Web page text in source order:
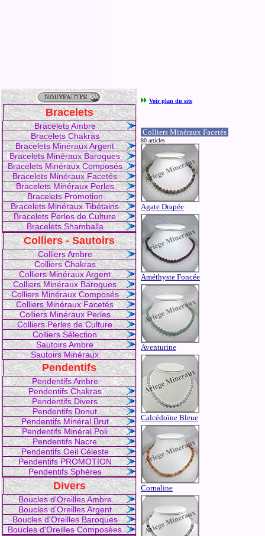
Bracelets
Bracelets Ambre
Bracelets Chakras
Bracelets Minéraux Argent
Bracelets Minéraux Baroques
Bracelets Minéraux Composés
Bracelets Minéraux Facetés
Bracelets Minéraux Perles
Bracelets Promotion
Bracelets Minéraux Tibétains
Bracelets Perles de Culture
Bracelets Shamballa
Colliers - Sautoirs
Colliers Ambre
Colliers Chakras
Colliers Minéraux Argent
Colliers Minéraux Baroques
Colliers Minéraux Composés
Colliers Minéraux Facetés
Colliers Minéraux Perles
Colliers Perles de Culture
Colliers Sélection
Sautoirs Ambre
Sautoirs Minéraux
Pendentifs
Pendentifs Ambre
Pendentifs Chakras
Pendentifs Divers
Pendentifs Donut
Pendentifs Minéral Brut
Pendentifs Minéral Poli
Pendentifs Nacre
Pendentifs Oeil Céleste
Pendentifs PROMOTION
Pendentifs Sphères
Divers
Boucles d'Oreilles Ambre
Boucles d'Oreilles Argent
Boucles d'Oreilles Baroques
Boucles d'Oreilles Composées
Voir plan du site
Colliers Minéraux Facetés
80 articles
Agate Drapée
Améthyste Foncée
Aventurine
Calcédoïne Bleue
Cornaline